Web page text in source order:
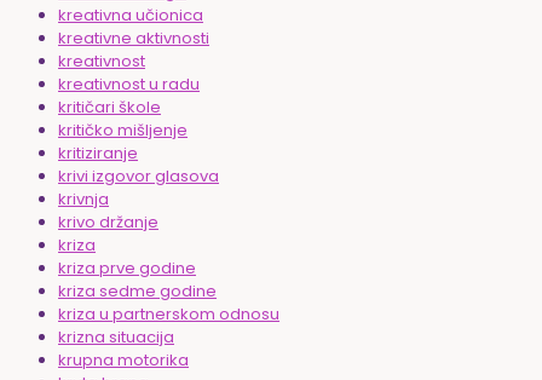
kreativna učionica
kreativne aktivnosti
kreativnost
kreativnost u radu
kritičari škole
kritičko mišljenje
kritiziranje
krivi izgovor glasova
krivnja
krivo držanje
kriza
kriza prve godine
kriza sedme godine
kriza u partnerskom odnosu
krizna situacija
krupna motorika